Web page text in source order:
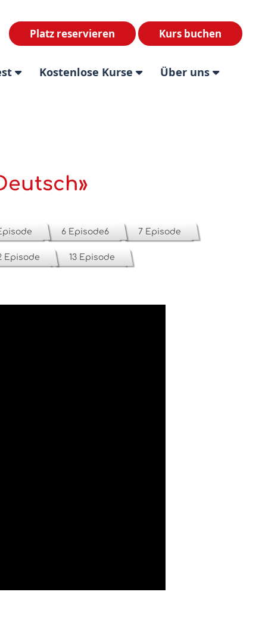
Kurs buchen
Platz reservieren
Kostenlose Kurse Über uns
6 Episode6 7 Episode
Episode 13 Episode